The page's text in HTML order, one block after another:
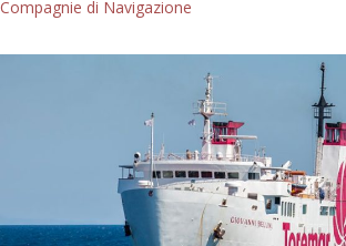
Compagnie di Navigazione